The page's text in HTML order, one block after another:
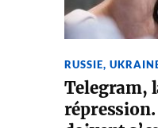
RUSSIE,
Telegram,